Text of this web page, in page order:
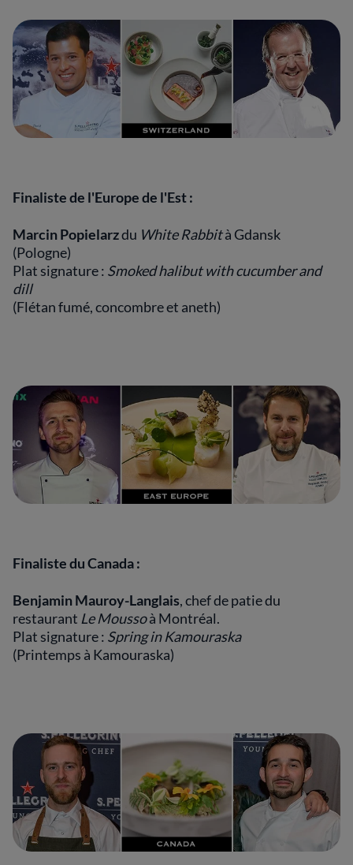
Finaliste de l'Europe de l'Est :
Marcin Popielarzdu White Rabbità Gdansk
(Pologne)
Plat signature : Smoked halibut with cucumber and
dill
(Flétan fumé, concombre et aneth)
Finaliste du Canada :
Benjamin Mauroy-Langlais, chef de patie du
restaurant Le Moussoà Montréal.
Plat signature : Spring in Kamouraska
(Printemps à Kamouraska)